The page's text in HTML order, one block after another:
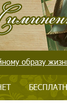
образу